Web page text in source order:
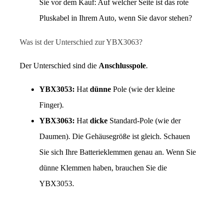
Sie vor dem Kauf: Auf welcher Seite ist das rote
Pluskabel in Ihrem Auto, wenn Sie davor stehen?
Was ist der Unterschied zur YBX3063?
Der Unterschied sind die Anschlusspole.
YBX3053: Hat dünne Pole (wie der kleine
Finger).
YBX3063: Hat dicke Standard-Pole (wie der
Daumen). Die Gehäusegröße ist gleich. Schauen
Sie sich Ihre Batterieklemmen genau an. Wenn Sie
dünne Klemmen haben, brauchen Sie die
YBX3053.